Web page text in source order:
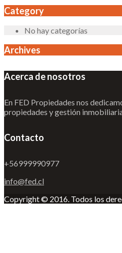
Category
No hay categorías
Archives
Acerca de nosotros
En FED Propiedades nos
propiedades y gestión
Contacto
+56999990977
info@fed.cl
Copyright © 2016. Todos los